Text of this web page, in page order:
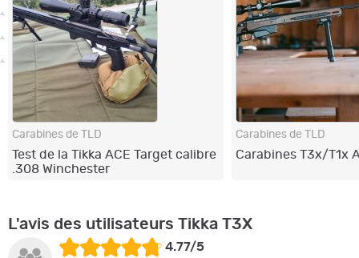
Carabines de TLD
Test de la Tikka ACE Target calibre
.308 Winchester
Carabines de TLD
Carabines T3x/T1x
L'avis des utilisateurs Tikka T3X
4.77/5